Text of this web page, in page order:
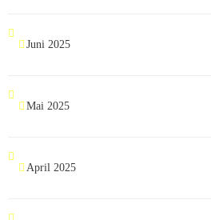
Juni 2025
Mai 2025
April 2025